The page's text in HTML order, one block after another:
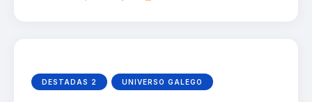
DESTADAS 2 UNIVERSO GALEGO